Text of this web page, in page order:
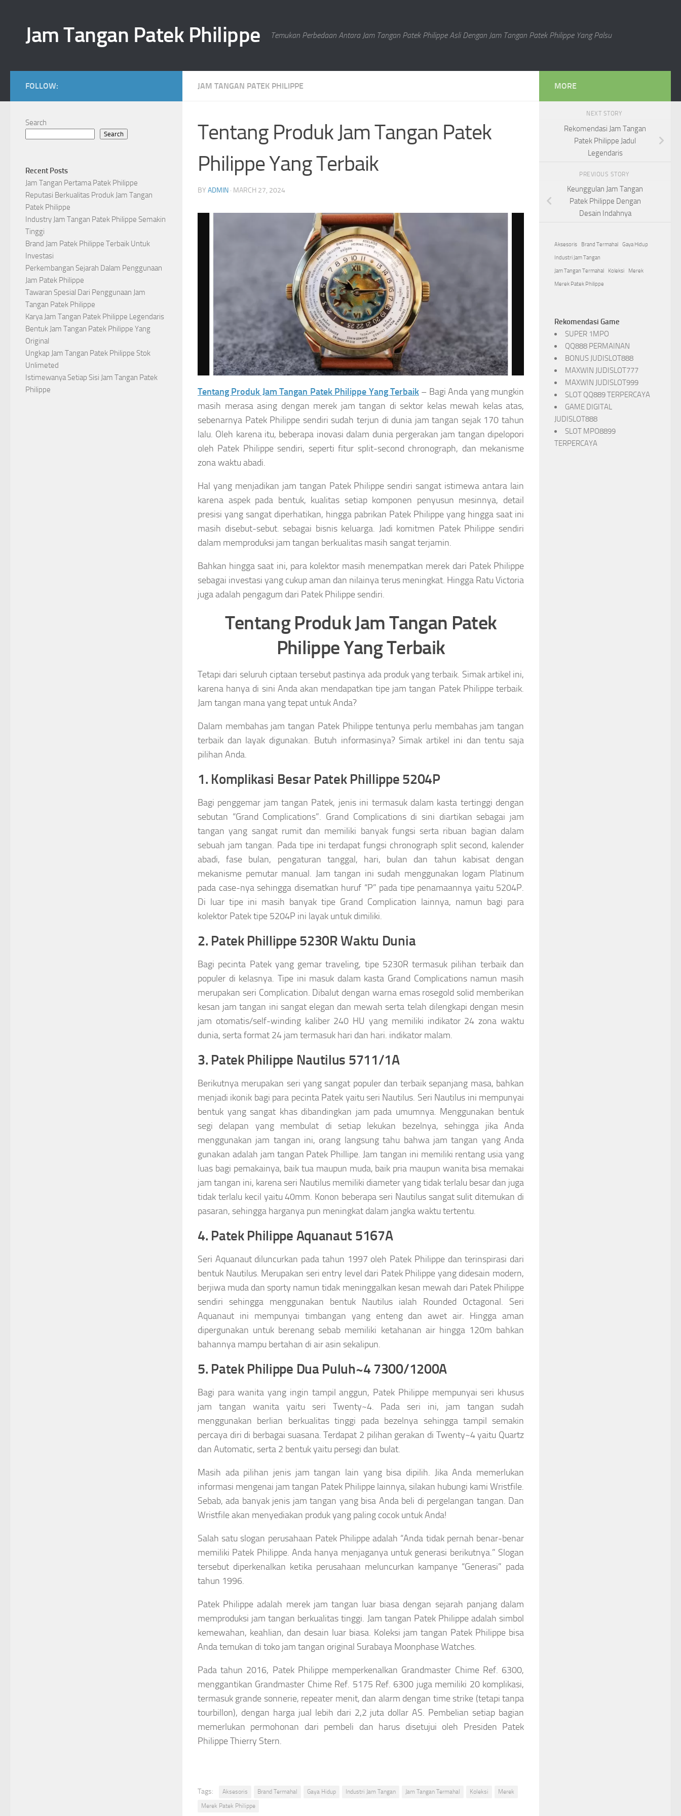
Jam Tangan Patek Philippe Temukan Perbedaan Antara Jam Tangan Patek Philippe Asli Dengan Jam Tangan Patek Philippe Yang Palsu
JAM TANGAN PATEK PHILIPPE
Tentang Produk Jam Tangan Patek
Philippe Yang Terbaik
BY ADMIN · MARCH 27, 2024
Tentang Produk Jam Tangan Patek Philippe Yang Terbaik– Bagi Anda yang mungkin
masih merasa asing dengan merek jam tangan di sektor kelas mewah kelas atas,
sebenarnya Patek Philippe sendiri sudah terjun di dunia jam tangan sejak 170 tahun
lalu. Oleh karena itu, beberapa inovasi dalam dunia pergerakan jam tangan dipelopori
oleh Patek Philippe sendiri, seperti fitur split-second chronograph, dan mekanisme
zona waktu abadi.
Hal yang menjadikan jam tangan Patek Philippe sendiri sangat istimewa antara lain
karena aspek pada bentuk, kualitas setiap komponen penyusun mesinnya, detail
presisi yang sangat diperhatikan, hingga pabrikan Patek Philippe yang hingga saat ini
masih disebut-sebut. sebagai bisnis keluarga. Jadi komitmen Patek Philippe sendiri
dalam memproduksi jam tangan berkualitas masih sangat terjamin.
Bahkan hingga saat ini, para kolektor masih menempatkan merek dari Patek Philippe
sebagai investasi yang cukup aman dan nilainya terus meningkat. Hingga Ratu Victoria
juga adalah pengagum dari Patek Philippe sendiri.
Tentang Produk Jam Tangan Patek
Philippe Yang Terbaik
Tetapi dari seluruh ciptaan tersebut pastinya ada produk yang terbaik. Simak artikel ini,
karena hanya di sini Anda akan mendapatkan tipe jam tangan Patek Philippe terbaik.
Jam tangan mana yang tepat untuk Anda?
Dalam membahas jam tangan Patek Philippe tentunya perlu membahas jam tangan
terbaik dan layak digunakan. Butuh informasinya? Simak artikel ini dan tentu saja
pilihan Anda.
1. Komplikasi Besar Patek Phillippe 5204P
Bagi penggemar jam tangan Patek, jenis ini termasuk dalam kasta tertinggi dengan
sebutan “Grand Complications”. Grand Complications di sini diartikan sebagai jam
tangan yang sangat rumit dan memiliki banyak fungsi serta ribuan bagian dalam
sebuah jam tangan. Pada tipe ini terdapat fungsi chronograph split second, kalender
abadi, fase bulan, pengaturan tanggal, hari, bulan dan tahun kabisat dengan
mekanisme pemutar manual. Jam tangan ini sudah menggunakan logam Platinum
pada case-nya sehingga disematkan huruf “P” pada tipe penamaannya yaitu 5204P.
Di luar tipe ini masih banyak tipe Grand Complication lainnya, namun bagi para
kolektor Patek tipe 5204P ini layak untuk dimiliki.
2. Patek Phillippe 5230R Waktu Dunia
Bagi pecinta Patek yang gemar traveling, tipe 5230R termasuk pilihan terbaik dan
populer di kelasnya. Tipe ini masuk dalam kasta Grand Complications namun masih
merupakan seri Complication. Dibalut dengan warna emas rosegold solid memberikan
kesan jam tangan ini sangat elegan dan mewah serta telah dilengkapi dengan mesin
jam otomatis/self-winding kaliber 240 HU yang memiliki indikator 24 zona waktu
dunia, serta format 24 jam termasuk hari dan hari. indikator malam.
3. Patek Philippe Nautilus 5711/1A
Berikutnya merupakan seri yang sangat populer dan terbaik sepanjang masa, bahkan
menjadi ikonik bagi para pecinta Patek yaitu seri Nautilus. Seri Nautilus ini mempunyai
bentuk yang sangat khas dibandingkan jam pada umumnya. Menggunakan bentuk
segi delapan yang membulat di setiap lekukan bezelnya, sehingga jika Anda
menggunakan jam tangan ini, orang langsung tahu bahwa jam tangan yang Anda
gunakan adalah jam tangan Patek Phillipe. Jam tangan ini memiliki rentang usia yang
luas bagi pemakainya, baik tua maupun muda, baik pria maupun wanita bisa memakai
jam tangan ini, karena seri Nautilus memiliki diameter yang tidak terlalu besar dan juga
tidak terlalu kecil yaitu 40mm. Konon beberapa seri Nautilus sangat sulit ditemukan di
pasaran, sehingga harganya pun meningkat dalam jangka waktu tertentu.
4. Patek Philippe Aquanaut 5167A
Seri Aquanaut diluncurkan pada tahun 1997 oleh Patek Philippe dan terinspirasi dari
bentuk Nautilus. Merupakan seri entry level dari Patek Philippe yang didesain modern,
berjiwa muda dan sporty namun tidak meninggalkan kesan mewah dari Patek Philippe
sendiri sehingga menggunakan bentuk Nautilus ialah Rounded Octagonal. Seri
Aquanaut ini mempunyai timbangan yang enteng dan awet air. Hingga aman
dipergunakan untuk berenang sebab memiliki ketahanan air hingga 120m bahkan
bahannya mampu bertahan di air asin sekalipun.
5. Patek Philippe Dua Puluh~4 7300/1200A
Bagi para wanita yang ingin tampil anggun, Patek Philippe mempunyai seri khusus
jam tangan wanita yaitu seri Twenty~4. Pada seri ini, jam tangan sudah
menggunakan berlian berkualitas tinggi pada bezelnya sehingga tampil semakin
percaya diri di berbagai suasana. Terdapat 2 pilihan gerakan di Twenty~4 yaitu Quartz
dan Automatic, serta 2 bentuk yaitu persegi dan bulat.
Masih ada pilihan jenis jam tangan lain yang bisa dipilih. Jika Anda memerlukan
informasi mengenai jam tangan Patek Philippe lainnya, silakan hubungi kami Wristfile.
Sebab, ada banyak jenis jam tangan yang bisa Anda beli di pergelangan tangan. Dan
Wristfile akan menyediakan produk yang paling cocok untuk Anda!
Salah satu slogan perusahaan Patek Philippe adalah “Anda tidak pernah benar-benar
memiliki Patek Philippe. Anda hanya menjaganya untuk generasi berikutnya.” Slogan
tersebut diperkenalkan ketika perusahaan meluncurkan kampanye “Generasi” pada
tahun 1996.
Patek Philippe adalah merek jam tangan luar biasa dengan sejarah panjang dalam
memproduksi jam tangan berkualitas tinggi. Jam tangan Patek Philippe adalah simbol
kemewahan, keahlian, dan desain luar biasa. Koleksi jam tangan Patek Philippe bisa
Anda temukan di toko jam tangan original Surabaya Moonphase Watches.
Pada tahun 2016, Patek Philippe memperkenalkan Grandmaster Chime Ref. 6300,
menggantikan Grandmaster Chime Ref. 5175 Ref. 6300 juga memiliki 20 komplikasi,
termasuk grande sonnerie, repeater menit, dan alarm dengan time strike (tetapi tanpa
tourbillon), dengan harga jual lebih dari 2,2 juta dollar AS. Pembelian setiap bagian
memerlukan permohonan dari pembeli dan harus disetujui oleh Presiden Patek
Philippe Thierry Stern.
Tags: Aksesoris Brand Termahal Gaya Hidup Industri Jam Tangan Jam Tangan Termahal Koleksi
Merek
Merek Patek Philippe
FOLLOW:
Search
Search
Recent Posts
Jam Tangan Pertama Patek Philippe
Reputasi Berkualitas Produk Jam Tangan
Patek Philippe
Industry Jam Tangan Patek Philippe Semakin
Tinggi
Brand Jam Patek Philippe Terbaik Untuk
Investasi
Perkembangan Sejarah Dalam Penggunaan
Jam Patek Philippe
Tawaran Spesial Dari Penggunaan Jam
Tangan Patek Philippe
Karya Jam Tangan Patek Philippe Legendaris
Bentuk Jam Tangan Patek Philippe Yang
Original
Ungkap Jam Tangan Patek Philippe Stok
Unlimeted
Istimewanya Setiap Sisi Jam Tangan Patek
Philippe
MORE
NEXT STORY
Rekomendasi Jam Tangan
Patek Philippe Jadul
Legendaris
PREVIOUS STORY
Keunggulan Jam Tangan
Patek Philippe Dengan
Desain Indahnya
Aksesoris Brand Termahal
Gaya Hidup
Industri Jam Tangan
Jam Tangan Termahal
Koleksi
Merek
Merek Patek Philippe
Rekomendasi Game
SUPER 1MPO
QQ888 PERMAINAN
BONUS JUDISLOT888
MAXWIN JUDISLOT777
MAXWIN JUDISLOT999
SLOT QQ889 TERPERCAYA
GAME DIGITAL
JUDISLOT888
SLOT MPO8899
TERPERCAYA